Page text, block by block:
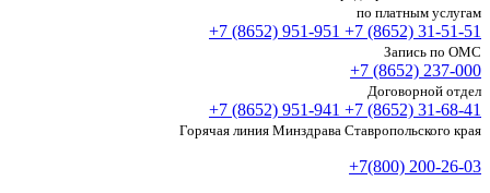
по платным услугам
+7 (8652) 951-951 +7 (8652) 31-51-51
Запись по ОМС
+7 (8652) 237-000
Договорной отдел
+7 (8652) 951-941 +7 (8652) 31-68-41
Горячая линия Минздрава Ставропольского края
+7(800) 200-26-03